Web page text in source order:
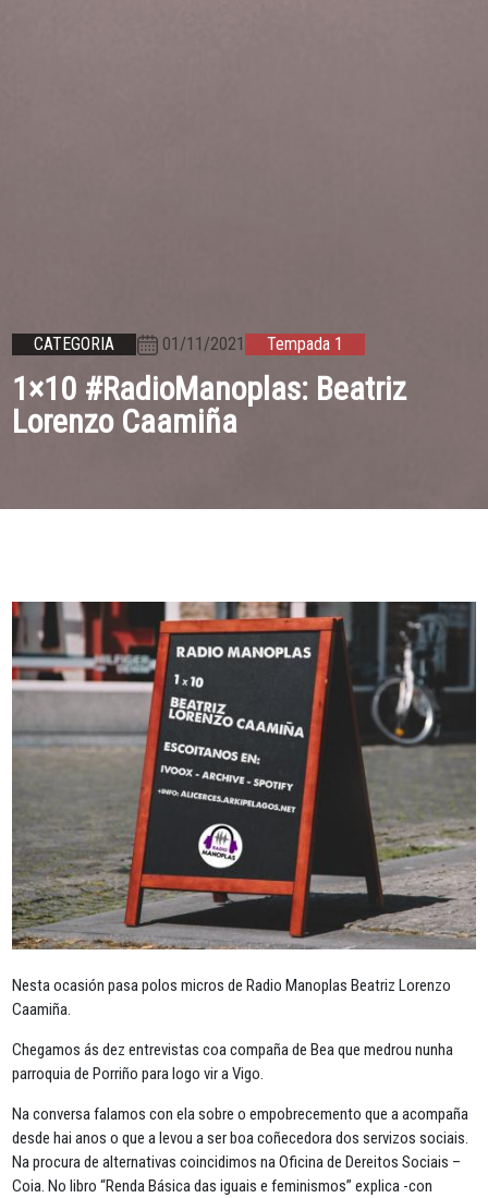
CATEGORIA 01/11/2021 Tempada 1
1×10 #RadioManoplas: Beatriz
Lorenzo Caamiña
Nesta ocasión pasa polos micros de Radio Manoplas Beatriz Lorenzo
Caamiña.
Chegamos ás dez entrevistas coa compaña de Bea que medrou nunha
parroquia de Porriño para logo vir a Vigo.
Na conversa falamos con ela sobre o empobrecemento que a acompaña
desde hai anos o que a levou a ser boa coñecedora dos servizos sociais.
Na procura de alternativas coincidimos na Oficina de Dereitos Sociais –
Coia. No libro “Renda Básica das iguais e feminismos” explica -con